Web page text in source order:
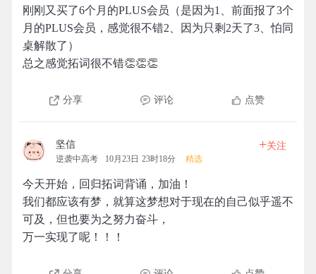
刚刚又买了6个月的PLUS会员（是因为1、前面报了3个
月的PLUS会员，感觉很不错2、因为只剩2天了3、怕同
桌解散了）
总之感觉拓词很不错👏👏👏
分享 评论 点赞
坚信
逆袭中高考 10月23日 23时18分 精选
+关注
今天开始，回归拓词背诵，加油！
我们都应该有梦，就算这梦想对于现在的自己似乎遥不
可及，但也要为之努力奋斗，
万一实现了呢！！！